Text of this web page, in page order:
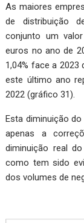
As maiores
de distribuição
conjunto um
euros no ano de
1,04% face a
este último ano
2022 (gráfico 31).
Esta diminuição
apenas a
diminuição real
como tem sido
dos volumes de